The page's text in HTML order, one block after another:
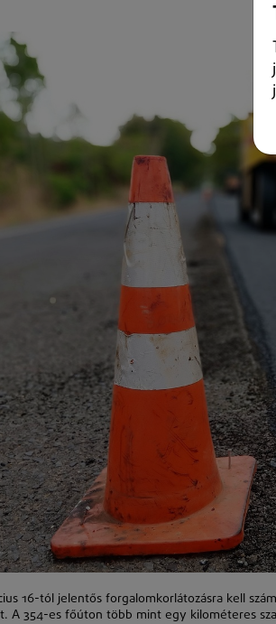
16-tól jelentős forgalomkorlátozásra kell
A 354-es főúton több mint egy kilométeres